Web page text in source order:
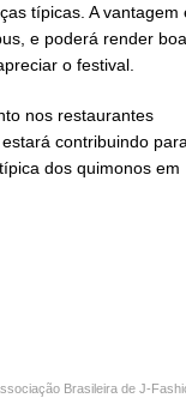
típicas. A vantagem
e poderá render
o festival.
nos restaurantes
contribuindo
dos quimonos em
Brasileira de J-